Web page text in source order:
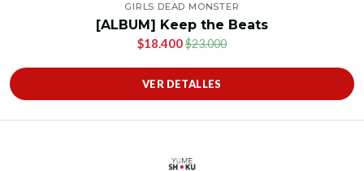
GIRLS DEAD MONSTER
[ALBUM] Keep the Beats
$18.400$23.000
VER DETALLES